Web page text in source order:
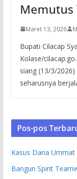
Memutus
Maret 13, 2026
Bupati Cilacap
Kolase/
siang (13/3/
seharusnya
Pos-pos
Kasus Dana
Bangun Spirit